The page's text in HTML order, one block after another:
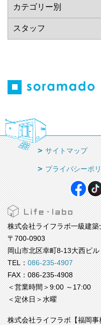
サイトマップ
プライバシーポ
株式会社ライフラボ一級建築
〒700-0903
岡山市北区幸町8-13大西ビ
TEL：086-235-4907
FAX：086-235-4908
＜営業時間＞9:00 ～17:00
＜定休日＞水曜
株式会社ライフラボ【福岡事